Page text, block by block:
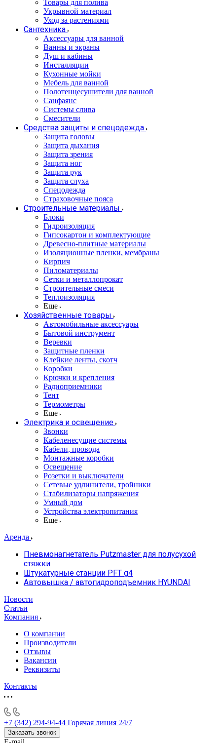
Товары для полива
Укрывной материал
Уход за растениями
Сантехника
Аксессуары для ванной
Ванны и экраны
Душ и кабины
Инсталляции
Кухонные мойки
Мебель для ванной
Полотенцесушители для ванной
Санфаянс
Системы слива
Смесители
Средства защиты и спецодежда
Защита головы
Защита дыхания
Защита зрения
Защита ног
Защита рук
Защита слуха
Спецодежда
Страховочные пояса
Строительные материалы
Блоки
Гидроизоляция
Гипсокартон и комплектующие
Древесно-плитные материалы
Изоляционные пленки, мембраны
Кирпич
Пиломатериалы
Сетки и металлопрокат
Строительные смеси
Теплоизоляция
Еще
Хозяйственные товары
Автомобильные аксессуары
Бытовой инструмент
Веревки
Защитные пленки
Клейкие ленты, скотч
Коробки
Крючки и крепления
Радиоприемники
Тент
Термометры
Еще
Электрика и освещение
Звонки
Кабеленесущие системы
Кабели, провода
Монтажные коробки
Освещение
Розетки и выключатели
Сетевые удлинители, тройники
Стабилизаторы напряжения
Умный дом
Устройства электропитания
Еще
Аренда
Пневмонагнетатель Putzmaster для полусухой
стяжки
Штукатурные станции PFT g4
Автовышка / автогидроподъемник HYUNDAI
Новости
Статьи
Компания
О компании
Производители
Отзывы
Вакансии
Реквизиты
Контакты
+7 (342) 294-94-44 Горячая линия 24/7
Заказать звонок